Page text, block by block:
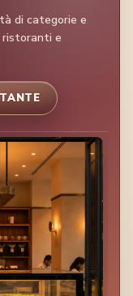
di categorie e
e